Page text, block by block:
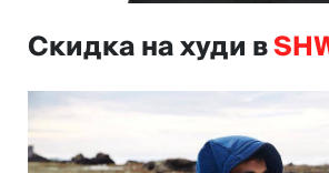
Скидка на худи в